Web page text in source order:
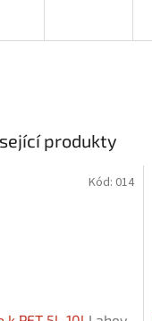
produkty
Kód: 014